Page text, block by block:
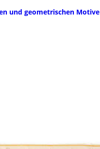
und geometrischen